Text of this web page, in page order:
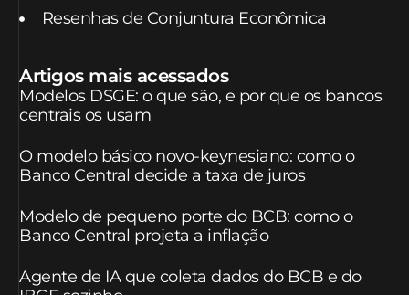
Resenhas de Conjuntura Econômica
Artigos mais acessados
Modelos DSGE: o que são, e por que os bancos
centrais os usam
O modelo básico novo-keynesiano: como o
Banco Central decide a taxa de juros
Modelo de pequeno porte do BCB: como o
Banco Central projeta a inflação
Agente de IA que coleta dados do BCB e do